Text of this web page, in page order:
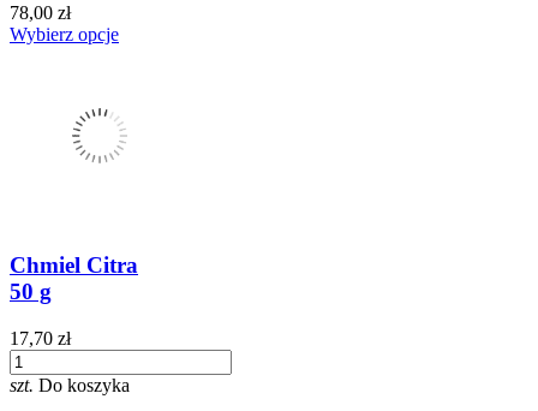
78,00 zł
Wybierz opcje
Chmiel Citra
50 g
17,70 zł
szt. Do koszyka